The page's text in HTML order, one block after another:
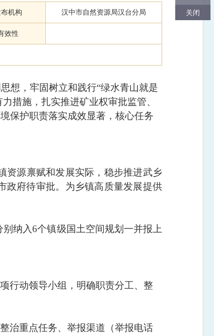
机构 汉中市自然资源局汉台分局
效性
想，牢固树立和践行“绿水青山就是
力措施，扎实推进矿业权审批监管、
保护职责落实成效显著，核心任务
资源禀赋和发展实际，稳步推进武乡
政府待审批。为乡镇高质量发展提供
纳入6个镇级国土空间规划一并报上
行动领导小组，明确职责分工、整
治重点任务、举报渠道（举报电话
关闭